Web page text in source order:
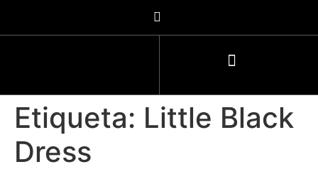
Etiqueta: Little Black
Dress